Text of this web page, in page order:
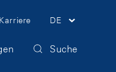
Karriere DE
Suche